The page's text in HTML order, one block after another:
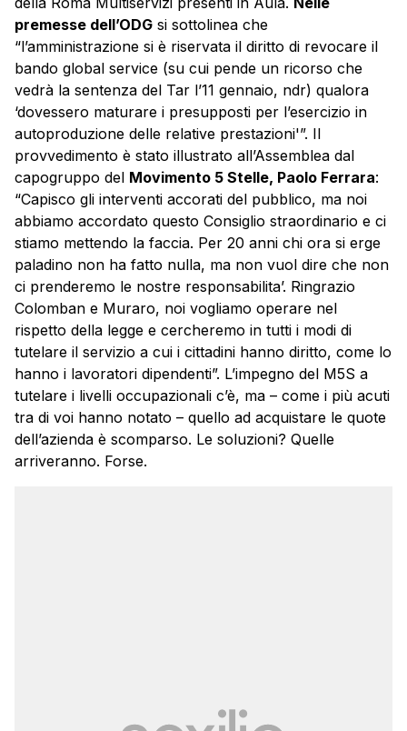
premesse dell’ODG si sottolinea che
“l’amministrazione si è riservata il diritto di revocare il
bando global service (su cui pende un ricorso che
vedrà la sentenza del Tar l’11 gennaio, ndr) qualora
‘dovessero maturare i presupposti per l’esercizio in
autoproduzione delle relative prestazioni'”. Il
provvedimento è stato illustrato all’Assemblea dal
capogruppo del Movimento 5 Stelle, Paolo Ferrara:
“Capisco gli interventi accorati del pubblico, ma noi
abbiamo accordato questo Consiglio straordinario e ci
stiamo mettendo la faccia. Per 20 anni chi ora si erge
paladino non ha fatto nulla, ma non vuol dire che non
ci prenderemo le nostre responsabilita’. Ringrazio
Colomban e Muraro, noi vogliamo operare nel
rispetto della legge e cercheremo in tutti i modi di
tutelare il servizio a cui i cittadini hanno diritto, come lo
hanno i lavoratori dipendenti”. L’impegno del M5S a
tutelare i livelli occupazionali c’è, ma – come i più acuti
tra di voi hanno notato – quello ad acquistare le quote
dell’azienda è scomparso. Le soluzioni? Quelle
arriveranno. Forse.